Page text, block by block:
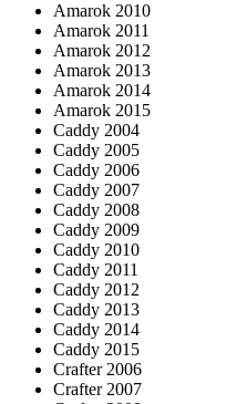
Amarok 2010
Amarok 2011
Amarok 2012
Amarok 2013
Amarok 2014
Amarok 2015
Caddy 2004
Caddy 2005
Caddy 2006
Caddy 2007
Caddy 2008
Caddy 2009
Caddy 2010
Caddy 2011
Caddy 2012
Caddy 2013
Caddy 2014
Caddy 2015
Crafter 2006
Crafter 2007